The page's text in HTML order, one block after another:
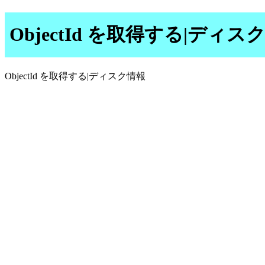
ObjectId を取得する|ディス
ObjectId を取得する|ディスク情報